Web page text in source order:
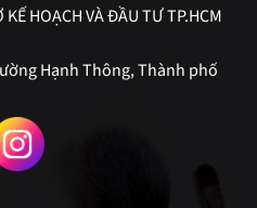
HOẠCH VÀ ĐẦU TƯ TP.HCM
Hạnh Thông, Thành phố